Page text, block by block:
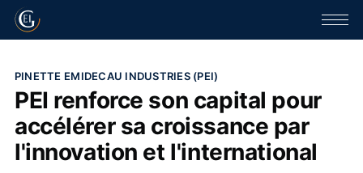
PINETTE EMIDECAU INDUSTRIES (PEI)
PEI renforce son capital pour
accélérer sa croissance par
l'innovation et l'international